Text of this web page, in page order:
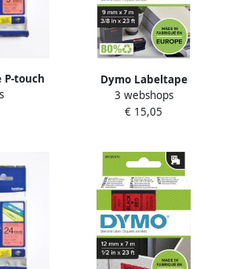
touch
9mm
Dymo Labeltape
LabelManager D1 polyester
9mm zwart op rood
3 webshops
€ 15,05